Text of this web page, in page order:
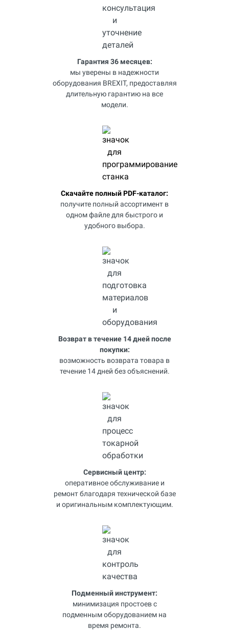
Гарантия 36 месяцев:
мы уверены в надежности
оборудования BREXIT, предоставляя
длительную гарантию на все
модели.
Скачайте полный PDF-каталог:
получите полный ассортимент в
одном файле для быстрого и
удобного выбора.
Возврат в течение 14 дней после
покупки:
возможность возврата товара в
течение 14 дней без объяснений.
Сервисный центр:
оперативное обслуживание и
ремонт благодаря технической базе
и оригинальным комплектующим.
Подменный инструмент:
минимизация простоев с
подменным оборудованием на
время ремонта.